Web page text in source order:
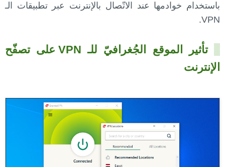
باستخدام خوادمها عند الاتّصال بالإنترنت عبر تطبيقات الـ
VPN.
تأثير الموقع الجُغرافيّ للـ VPN على تصفّح
الإنترنت